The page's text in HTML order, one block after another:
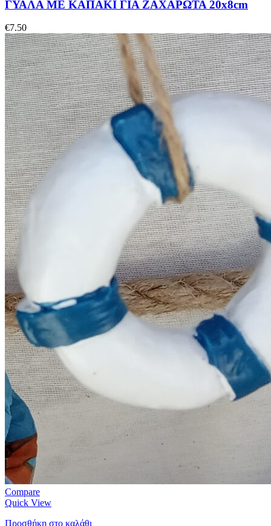
ΓΥΑΛΑ ΜΕ ΚΑΠΑΚΙ ΓΙΑ ΖΑΧΑΡΩΤΑ 20x8cm
€7.50
Compare
Quick View
Προσθήκη στο καλάθι